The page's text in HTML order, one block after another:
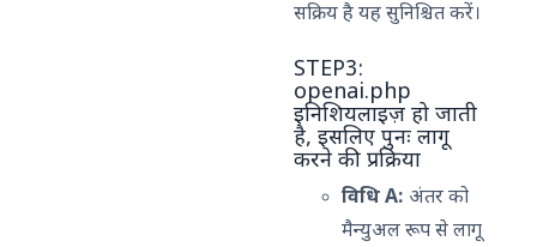
सक्रिय है यह सुनिश्चित करें।
STEP3:
openai.php
इनिशियलाइज़ हो जाती
है, इसलिए पुनः लागू
करने की प्रक्रिया
विधि A: अंतर को
मैन्युअल रूप से लागू